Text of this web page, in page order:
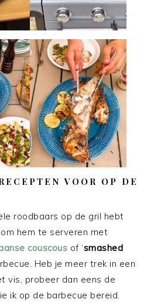
VOOR OP DE
roodbaars op de gril hebt
hem te serveren met
couscous of ‘smashed
Heb je meer trek in een
vis, probeer dan eens de
ik op de barbecue bereid.